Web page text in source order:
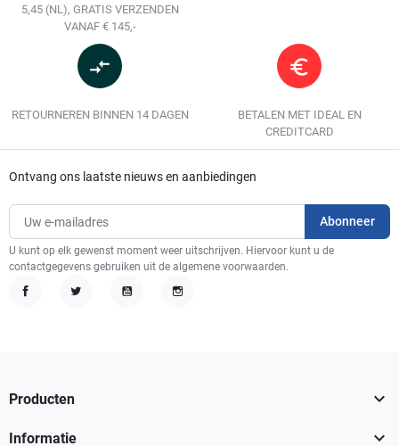
5,45 (NL), GRATIS VERZENDEN
VANAF € 145,-
compare_arrows
RETOURNEREN BINNEN 14 DAGEN
euro_symbol
BETALEN MET IDEAL EN
CREDITCARD
Ontvang ons laatste nieuws en aanbiedingen
U kunt op elk gewenst moment weer uitschrijven. Hiervoor kunt u de
contactgegevens gebruiken uit de algemene voorwaarden.
Producten 
Informatie 